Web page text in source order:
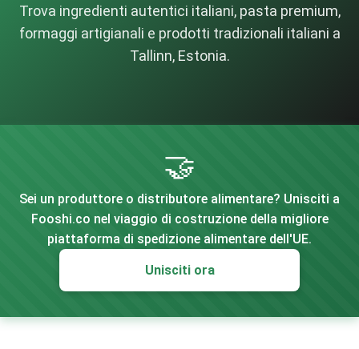
Trova ingredienti autentici italiani, pasta premium,
formaggi artigianali e prodotti tradizionali italiani a
Tallinn, Estonia.
🤝
Sei un produttore o distributore alimentare? Unisciti a
Fooshi.co nel viaggio di costruzione della migliore
piattaforma di spedizione alimentare dell'UE.
Unisciti ora